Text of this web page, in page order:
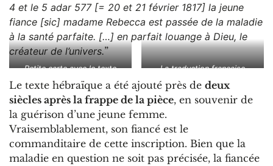
4 et le 5 adar 577 [= 20 et 21 février 1817] la jeune
fiance [sic] madame Rebecca est passée de la maladie
à la santé parfaite. […] en parfait louange à Dieu, le
créateur de l’univers.”
Petite carte avec le texte
hébraïque
La traduction française
Le texte hébraïque a été ajouté près de deux
siècles après la frappe de la pièce, en souvenir de
la guérison d’une jeune femme.
Vraisemblablement, son fiancé est le
commanditaire de cette inscription. Bien que la
maladie en question ne soit pas précisée, la fiancée